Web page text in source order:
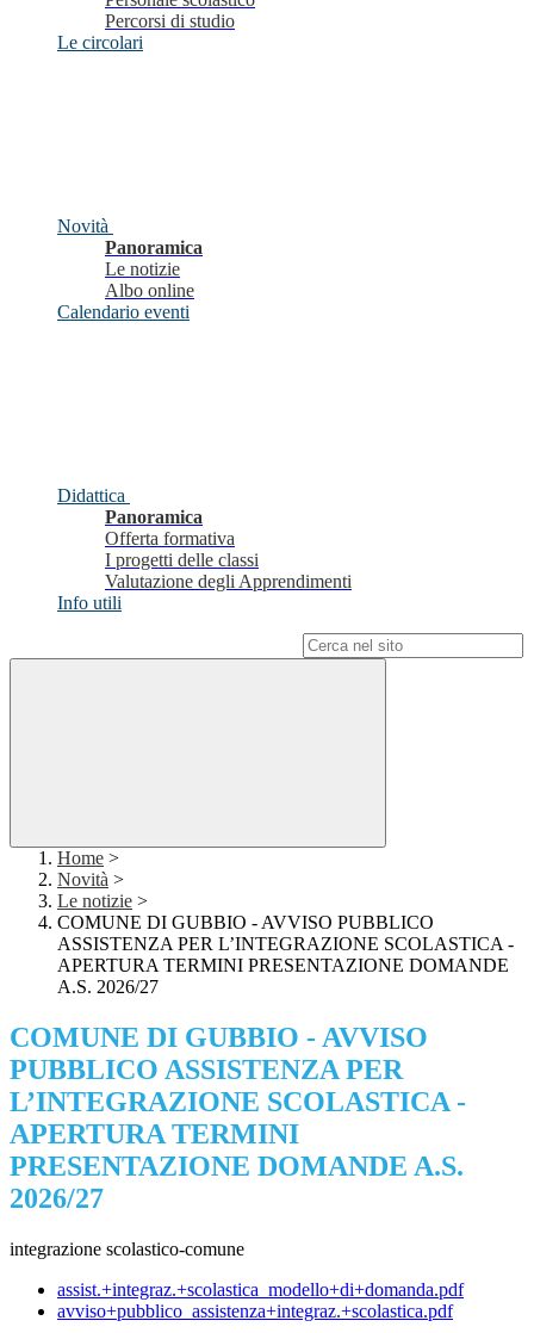
Percorsi di studio
Le circolari
Novità
Panoramica
Le notizie
Albo online
Calendario eventi
Didattica
Panoramica
Offerta formativa
I progetti delle classi
Valutazione degli Apprendimenti
Info utili
Home >
Novità >
Le notizie >
COMUNE DI GUBBIO - AVVISO PUBBLICO
ASSISTENZA PER L’INTEGRAZIONE SCOLASTICA -
APERTURA TERMINI PRESENTAZIONE DOMANDE
A.S. 2026/27
COMUNE DI GUBBIO - AVVISO
PUBBLICO ASSISTENZA PER
L’INTEGRAZIONE SCOLASTICA -
APERTURA TERMINI
PRESENTAZIONE DOMANDE A.S.
2026/27
integrazione scolastico-comune
assist.+integraz.+scolastica_modello+di+domanda.pdf
avviso+pubblico_assistenza+integraz.+scolastica.pdf